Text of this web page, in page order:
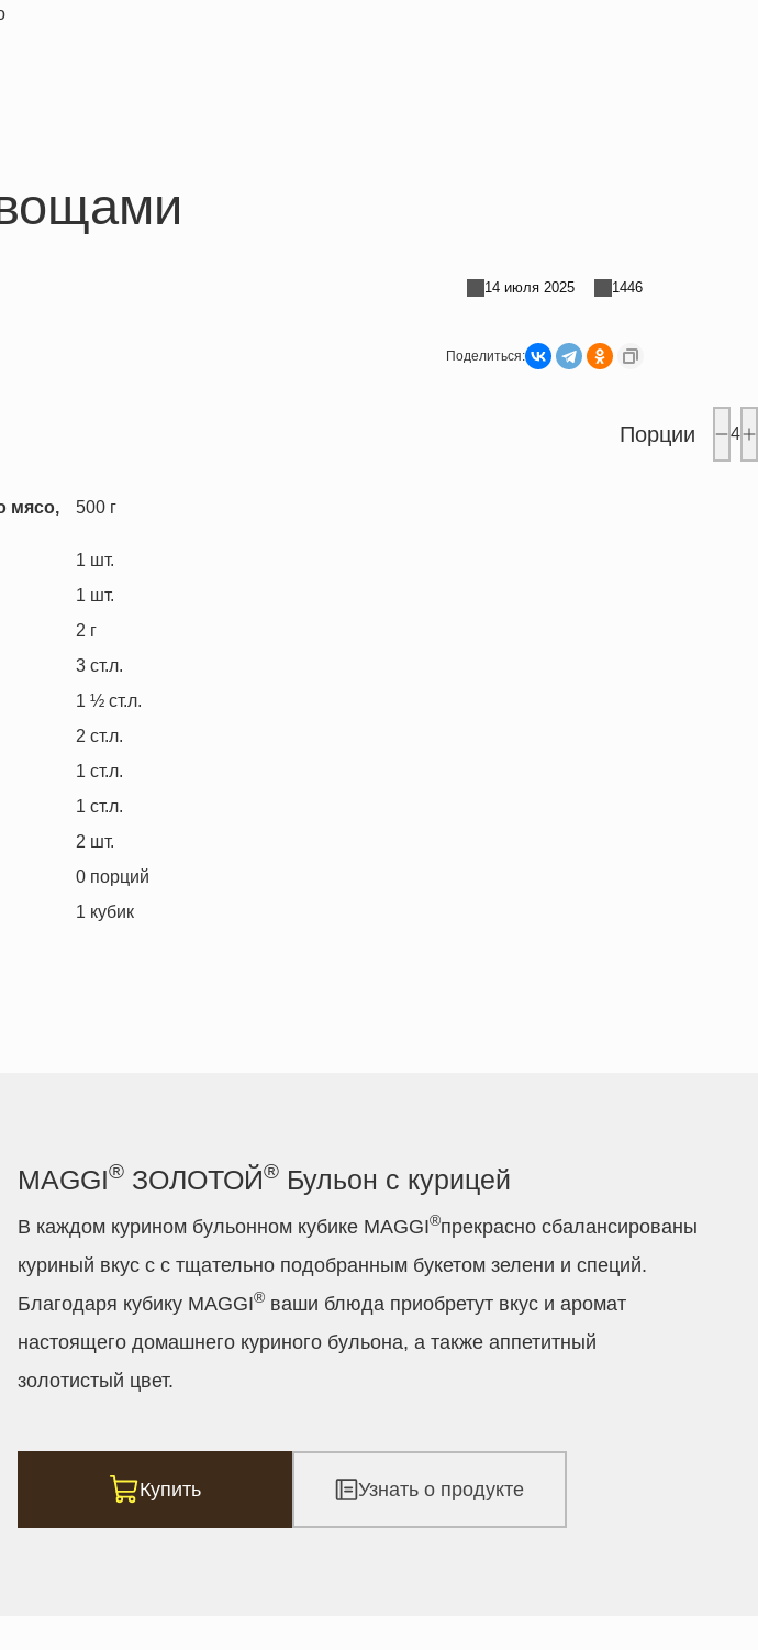
14 июля 2025 1446
Поделиться:
Порции 4
мясо,
500 г
1 шт.
1 шт.
2 г
3 ст.л.
1 ½ ст.л.
2 ст.л.
1 ст.л.
1 ст.л.
2 шт.
0 порций
1 кубик
MAGGI® ЗОЛОТОЙ® Бульон с курицей
В каждом курином бульонном кубике MAGGI®прекрасно сбалансированы
куриный вкус с с тщательно подобранным букетом зелени и специй.
Благодаря кубику MAGGI® ваши блюда приобретут вкус и аромат
настоящего домашнего куриного бульона, а также аппетитный
золотистый цвет.
Купить Узнать о продукте